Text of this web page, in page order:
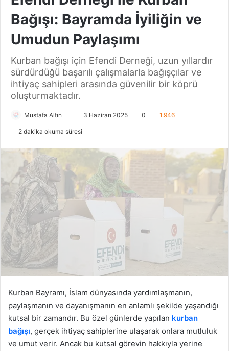
Bağışı: Bayramda İyiliğin ve
Umudun Paylaşımı
Kurban bağışı için Efendi Derneği, uzun yıllardır
sürdürdüğü başarılı çalışmalarla bağışçılar ve
ihtiyaç sahipleri arasında güvenilir bir köprü
oluşturmaktadır.
Mustafa Altın
i
s
g
d
e
m
e
k
3 Haziran 2025 0 1.946
2 dakika okuma süresi
Kurban Bayramı, İslam dünyasında yardımlaşmanın,
paylaşmanın ve dayanışmanın en anlamlı şekilde yaşandığı
kutsal bir zamandır. Bu özel günlerde yapılan kurban
bağışı, gerçek ihtiyaç sahiplerine ulaşarak onlara mutluluk
ve umut verir. Ancak bu kutsal görevin hakkıyla yerine